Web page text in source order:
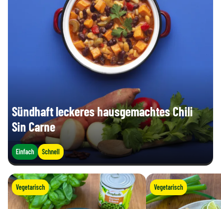
Sündhaft leckeres hausgemachtes Chili
Sin Carne
Einfach Schnell
Vegetarisch Vegetarisch